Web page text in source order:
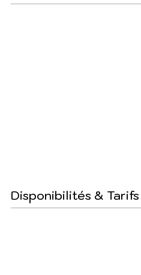
Disponibilités & Tarifs